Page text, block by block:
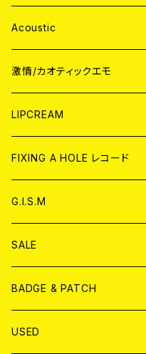
Acoustic
JAPAN
CD
ANALOG
WORLD
CD
ANALOG
激情/カオティックエモ
JAPAN
CD
ANALOG
WORLD
CD
ANALOG
LIPCREAM
CD
アナログ
DVD
T-shirt & WEAR
FIXING A HOLE レコード
G.I.S.M
CD
ANALOG
T-SHIRT & WEAR
SALE
BADGE & PATCH
BADGE
USED